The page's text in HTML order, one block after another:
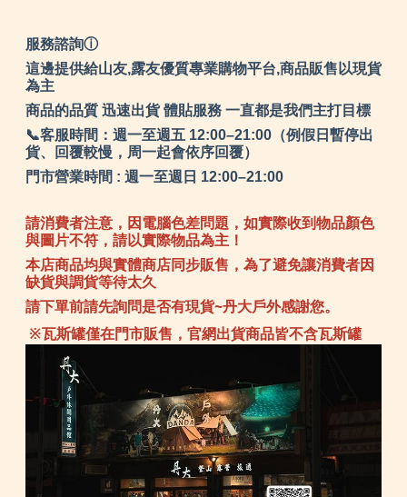
服務諮詢ⓘ
這邊提供給山友,露友優質專業購物平台,商品販售以現貨
為主
商品的品質 迅速出貨 體貼服務 一直都是我們主打目標
📞客服時間：週一至週五 12:00–21:00（例假日暫停出
貨、回覆較慢，周一起會依序回覆）
門市營業時間 : 週一至週日 12:00–21:00
請消費者注意，因電腦色差問題，如實際收到物品顏色
與圖片不符，請以實際物品為主！
本店商品均與實體商店同步販售，為了避免讓消費者因
缺貨與調貨等待太久
請下單前請先詢問是否有現貨~丹大戶外感謝您。
※瓦斯罐僅在門市販售，官網出貨商品皆不含瓦斯罐